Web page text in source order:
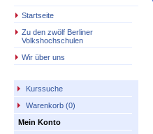
Startseite
Zu den zwölf Berliner
Volkshochschulen
Wir über uns
Kurssuche
Warenkorb (0)
Mein Konto